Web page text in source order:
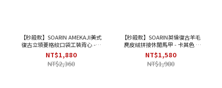
【秒殺款】SOARIN AMEKAJI美式
復古立領菱格紋口袋工裝背心 -墨
綠色 [253TB104]
NT$1,880
NT$2,360
【秒殺款】SOARIN英倫復古羊毛
麂皮絨拼接休閒馬甲 - 卡其色 [
203B313 ]
NT$1,580
NT$1,980